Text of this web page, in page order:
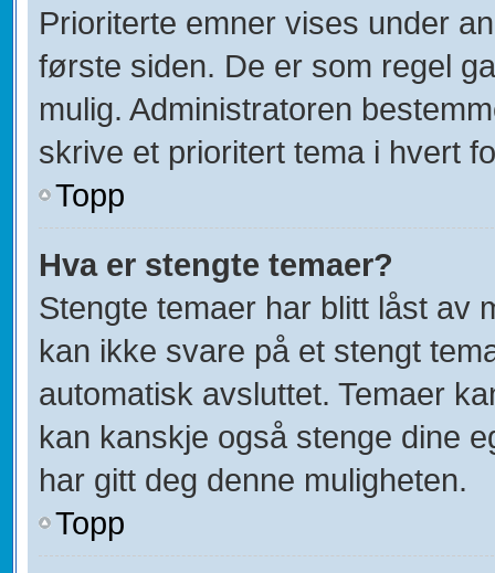
Prioriterte emner vises under
første siden. De er som regel
mulig. Administratoren
skrive et prioritert tema i hvert
Topp
Hva er stengte temaer?
Stengte temaer har blitt låst av
kan ikke svare på et stengt
automatisk avsluttet. Temaer
kan kanskje også stenge dine
har gitt deg denne muligheten.
Topp